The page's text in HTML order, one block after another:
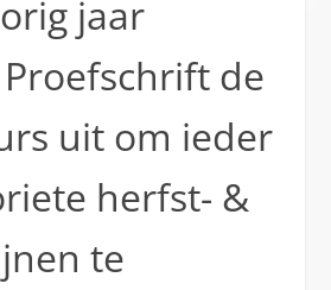
jaar
de
uit om ieder
herfst- &
te